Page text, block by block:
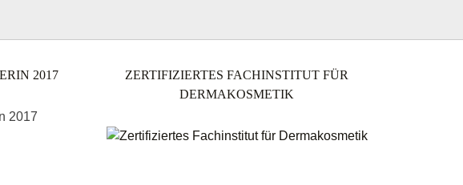
2017
ZERTIFIZIERTES FACHINSTITUT FÜR
DERMAKOSMETIK